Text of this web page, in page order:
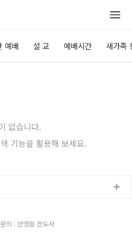
예배 설 교 예배시간 새가족
없습니다.
기능을 활용해 보세요.
의 : 안영원 전도사